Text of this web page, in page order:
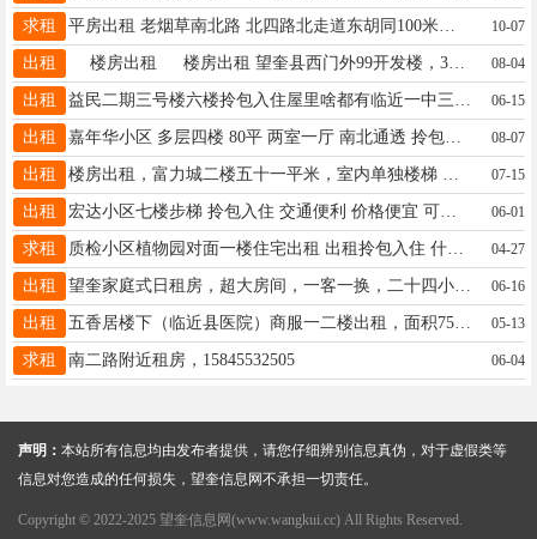
求租 平房出租 老烟草南北路 北四路北走道东胡同100米路北 50平，一客厅两个小卧室 租金1500元 电话：15145728197 10-07
出租 楼房出租 楼房出租 望奎县西门外99开发楼，3单元6楼。2室1厅，南北通透 出租价格便宜 适合西门附近工作 二中上学租住 有意者联系电话13234550683 非诚勿扰 08-04
出租 06-15
出租 嘉年华小区 多层四楼 80平 两室一厅 南北通透 拎包入住 一小六中学区房 距离正大街和办事大厅都近 自住房 室内干净整洁 年租一万 价格可议 看房电话13206904315 08-07
出租 07-15
出租 06-01
求租 质检小区植物园对面一楼住宅出租 出租拎包入住 什么都有。想怎么租就怎么租 空调冰箱洗衣机热水器 Wi-Fi啥都有。17745524142 04-27
出租 望奎家庭式日租房，超大房间，一客一换，二十四小时热水，冰箱，电视，洗衣机，空调，wifi，洗漱用品齐全，优雅的环境，家的感觉！微信电话同步:13384553230 06-16
出租 五香居楼下（临近县医院）商服一二楼出租，面积75平方，电话15774550015 05-13
求租 南二路附近租房，15845532505 06-04
声明： 本站所有信息均由发布者提供，请您仔细辨别信息真伪，对于虚假类等
信息对您造成的任何损失，望奎信息网不承担一切责任。
Copyright © 2022-2025 望奎信息网(www.wangkui.cc) All Rights Reserved.